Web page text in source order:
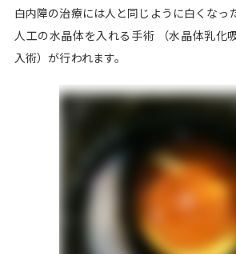
白内障の治療には人と同じように白くなっ
人工の水晶体を入れる手術 （水晶体乳化
入術）が行われます。